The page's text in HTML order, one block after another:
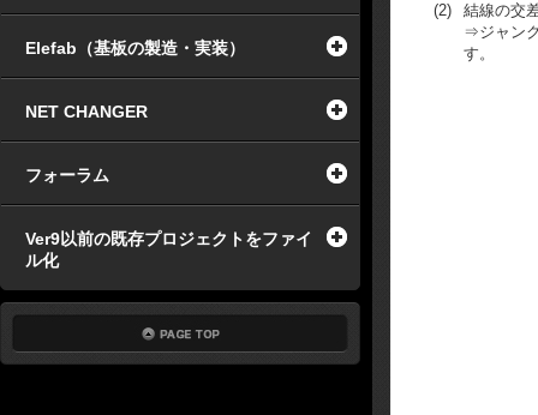
Elefab（基板の製造・実装）
NET CHANGER
フォーラム
Ver9以前の既存プロジェクトをファイ
ル化
(2)
結線の交
⇒ジャン
す。